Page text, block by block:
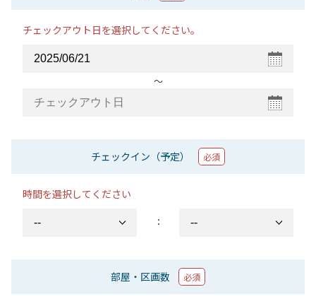
チェックアウト日を選択してください。
〜
チェックイン（予定） 必須
時間を選択してください
：
部屋・区画数 必須